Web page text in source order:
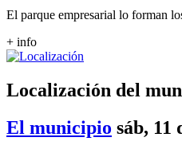
El parque empresarial lo forman
+ info
Localización del
El municipio sáb, 11